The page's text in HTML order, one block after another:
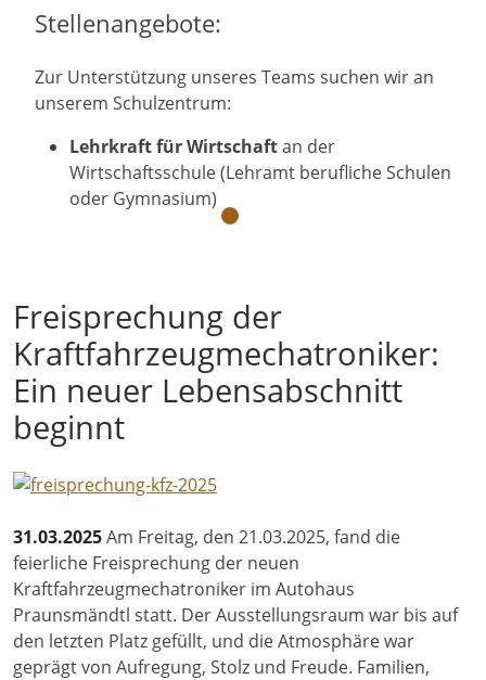
Stellenangebote:
Zur Unterstützung unseres Teams suchen wir an
unserem Schulzentrum:
Lehrkraft für Wirtschaftan der
Wirtschaftsschule (Lehramt berufliche Schulen
oder Gymnasium)
Freisprechung der
Kraftfahrzeugmechatroniker:
Ein neuer Lebensabschnitt
beginnt
31.03.2025Am Freitag, den 21.03.2025, fand die
feierliche Freisprechung der neuen
Kraftfahrzeugmechatroniker im Autohaus
Praunsmändtl statt. Der Ausstellungsraum war bis auf
den letzten Platz gefüllt, und die Atmosphäre war
geprägt von Aufregung, Stolz und Freude. Familien,